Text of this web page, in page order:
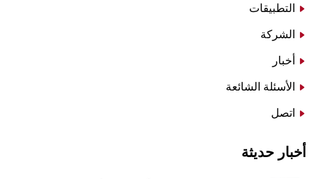
التطبيقات
الشركة
أخبار
الأسئلة الشائعة
اتصل
أخبار حديثة